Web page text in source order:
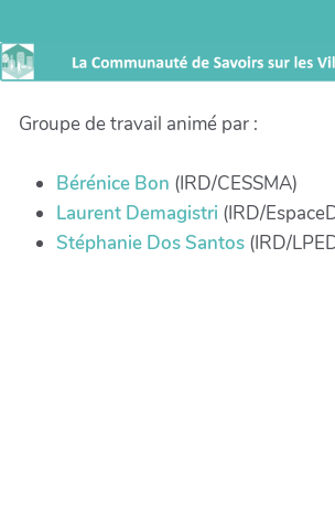
Groupe de travail animé par :
Bérénice Bon (IRD/CESSMA)
Laurent Demagistri (IRD/
Stéphanie Dos Santos (IRD/